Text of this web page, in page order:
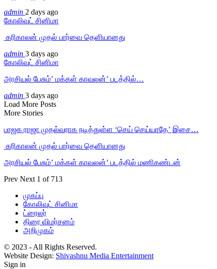
admin 2 days ago
கோலிவுட் சினிமா
‎ கரிகாலன் முதல் பார்வை தெளியானது
admin 3 days ago
கோலிவுட் சினிமா
அரசியல் பேசும்’ மக்கள் காவலன்’ படத்தில்…
admin 3 days ago
Load More Posts
More Stories
பாஜக ராஜா முதல்வராக நடித்துள்ள ‘செய் செய்யாதே’ இசை…
‎ கரிகாலன் முதல் பார்வை தெளியானது
அரசியல் பேசும்’ மக்கள் காவலன்’ படத்தில் மணிகண்டன்
Prev Next 1 of 713
முகப்பு
கோலிவுட் சினிமா
ட்ரைலர்
திரை விமர்சனம்
அறிமுகம்
© 2023 - All Rights Reserved.
Website Design: Shivashnu Media Entertainment
Sign in